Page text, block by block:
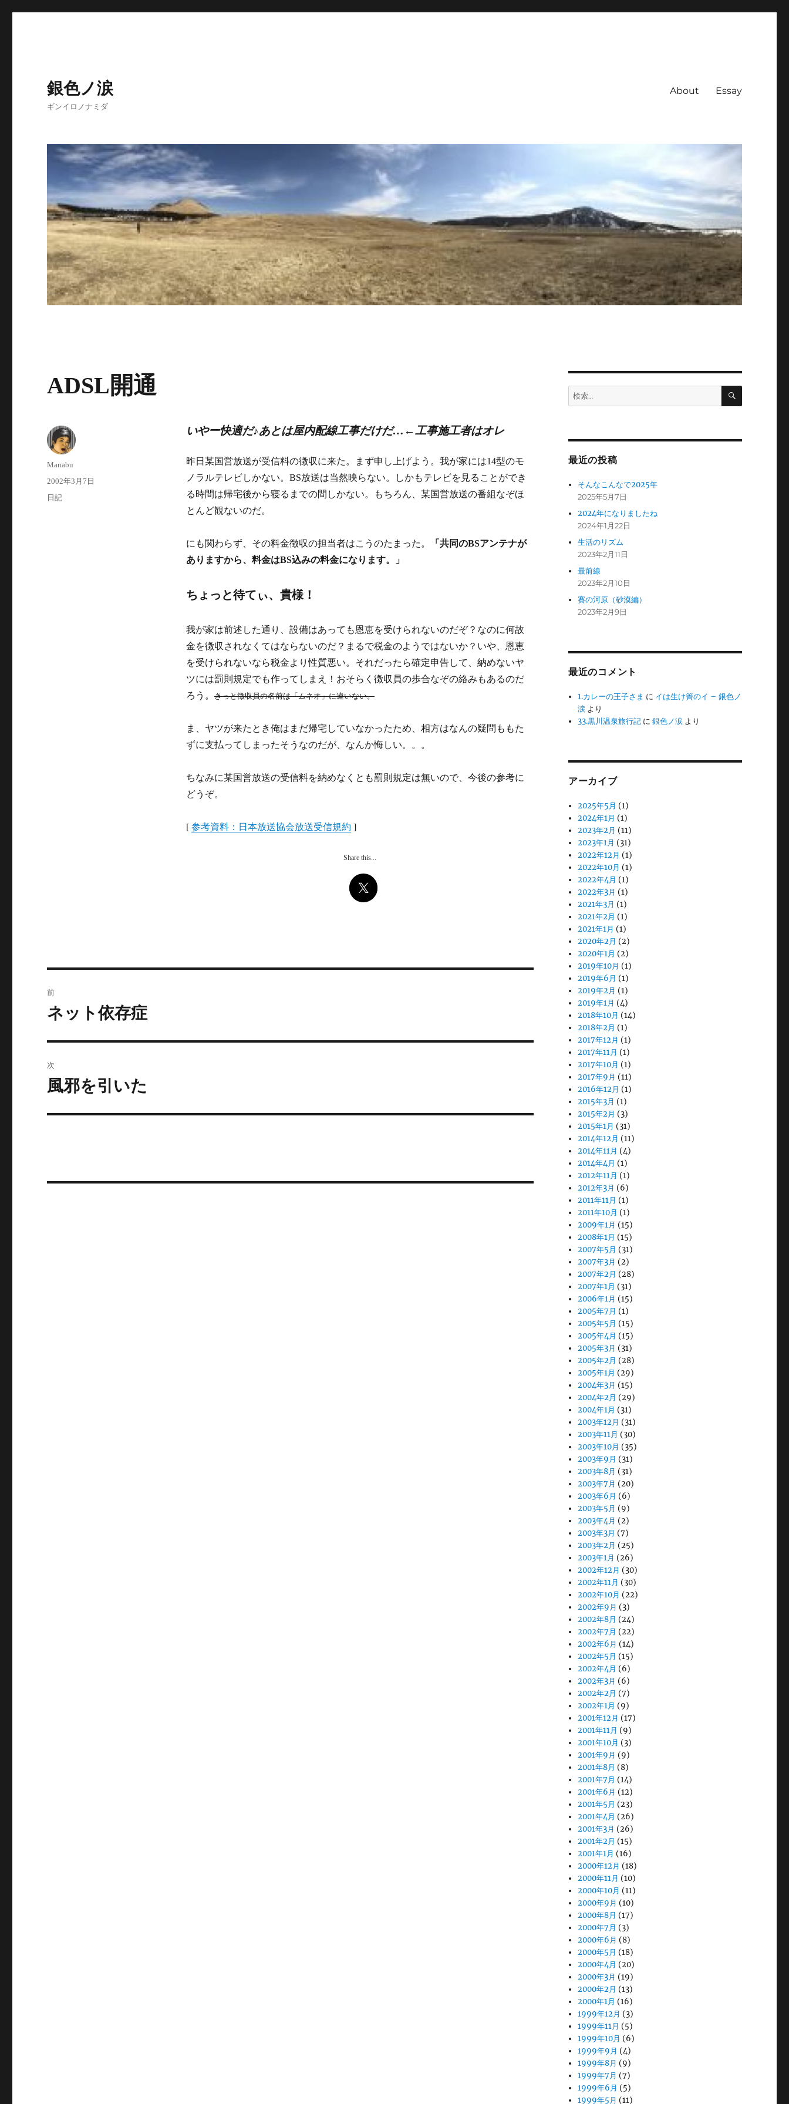
銀色ノ涙
ギンイロノナミダ
About Essay
ADSL開通
いやー快適だ♪あとは屋内配線工事だけだ…←工事施工者はオレ
昨日某国営放送が受信料の徴収に来た。まず申し上げよう。我が家には14型のモ
ノラルテレビしかない。BS放送は当然映らない。しかもテレビを見ることができ
る時間は帰宅後から寝るまでの間しかない。もちろん、某国営放送の番組なぞほ
とんど観ないのだ。
にも関わらず、その料金徴収の担当者はこうのたまった。
「共同のBSアンテナが
ありますから、料金はBS込みの料金になります。」
ちょっと待てぃ、貴様！
我が家は前述した通り、設備はあっても恩恵を受けられないのだぞ？なのに何故
金を徴収されなくてはならないのだ？まるで税金のようではないか？いや、恩恵
を受けられないなら税金より性質悪い。それだったら確定申告して、納めないヤ
ツには罰則規定でも作ってしまえ！おそらく徴収員の歩合なぞの絡みもあるのだ
ろう。
きっと徴収員の名前は「ムネオ」に違いない。
ま、ヤツが来たとき俺はまだ帰宅していなかったため、相方はなんの疑問ももた
ずに支払ってしまったそうなのだが、なんか悔しい。。。
ちなみに某国営放送の受信料を納めなくとも罰則規定は無いので、今後の参考に
どうぞ。
[ 参考資料：日本放送協会放送受信規約 ]
Share this...
投
稿
Manabu
投
稿
2002年3月7日
カ
日記
稿
ゲ
ン
前
前
投
稿:
ネット依存症
次
次
投
風邪を引いた
検
索:
検
最近の投稿
そんなこんなで2025年
2025年5月7日
2024年になりましたね
2024年1月22日
生活のリズム
2023年2月11日
最前線
2023年2月10日
賽の河原（砂漠編）
2023年2月9日
最近のコメント
1.カレーの王子さま に イは生け簀のイ – 銀色ノ
涙 より
33.黒川温泉旅行記 に銀色ノ涙 より
アーカイブ
2025年5月 (1)
2024年1月 (1)
2023年2月 (11)
2023年1月 (31)
2022年12月 (1)
2022年10月 (1)
2022年4月 (1)
2022年3月 (1)
2021年3月 (1)
2021年2月 (1)
2021年1月 (1)
2020年2月 (2)
2020年1月 (2)
2019年10月 (1)
2019年6月 (1)
2019年2月 (1)
2019年1月 (4)
2018年10月 (14)
2018年2月 (1)
2017年12月 (1)
2017年11月 (1)
2017年10月 (1)
2017年9月 (11)
2016年12月 (1)
2015年3月 (1)
2015年2月 (3)
2015年1月 (31)
2014年12月 (11)
2014年11月 (4)
2014年4月 (1)
2012年11月 (1)
2012年3月 (6)
2011年11月 (1)
2011年10月 (1)
2009年1月 (15)
2008年1月 (15)
2007年5月 (31)
2007年3月 (2)
2007年2月 (28)
2007年1月 (31)
2006年1月 (15)
2005年7月 (1)
2005年5月 (15)
2005年4月 (15)
2005年3月 (31)
2005年2月 (28)
2005年1月 (29)
2004年3月 (15)
2004年2月 (29)
2004年1月 (31)
2003年12月 (31)
2003年11月 (30)
2003年10月 (35)
2003年9月 (31)
2003年8月 (31)
2003年7月 (20)
2003年6月 (6)
2003年5月 (9)
2003年4月 (2)
2003年3月 (7)
2003年2月 (25)
2003年1月 (26)
2002年12月 (30)
2002年11月 (30)
2002年10月 (22)
2002年9月 (3)
2002年8月 (24)
2002年7月 (22)
2002年6月 (14)
2002年5月 (15)
2002年4月 (6)
2002年3月 (6)
2002年2月 (7)
2002年1月 (9)
2001年12月 (17)
2001年11月 (9)
2001年10月 (3)
2001年9月 (9)
2001年8月 (8)
2001年7月 (14)
2001年6月 (12)
2001年5月 (23)
2001年4月 (26)
2001年3月 (26)
2001年2月 (15)
2001年1月 (16)
2000年12月 (18)
2000年11月 (10)
2000年10月 (11)
2000年9月 (10)
2000年8月 (17)
2000年7月 (3)
2000年6月 (8)
2000年5月 (18)
2000年4月 (20)
2000年3月 (19)
2000年2月 (13)
2000年1月 (16)
1999年12月 (3)
1999年11月 (5)
1999年10月 (6)
1999年9月 (4)
1999年8月 (9)
1999年7月 (7)
1999年6月 (5)
1999年5月 (11)